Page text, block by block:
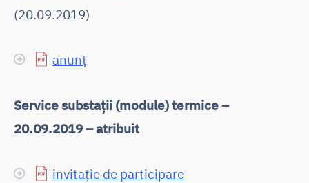
(20.09.2019)
anunț
Service substații (module) termice –
20.09.2019 – atribuit
invitație de participare